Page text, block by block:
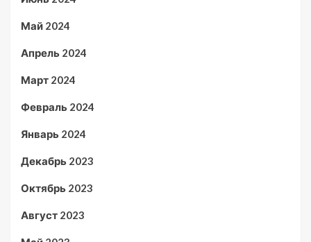
Май 2024
Апрель 2024
Март 2024
Февраль 2024
Январь 2024
Декабрь 2023
Октябрь 2023
Август 2023